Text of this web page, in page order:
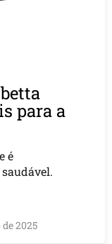
para a
é
2025